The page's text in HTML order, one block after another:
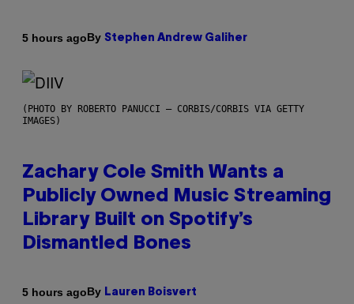
5 hours agoBy Stephen Andrew Galiher
(PHOTO BY ROBERTO PANUCCI – CORBIS/CORBIS VIA GETTY
IMAGES)
Zachary Cole Smith Wants a
Publicly Owned Music Streaming
Library Built on Spotify’s
Dismantled Bones
5 hours agoBy Lauren Boisvert